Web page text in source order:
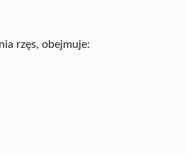
rzęs, obejmuje: